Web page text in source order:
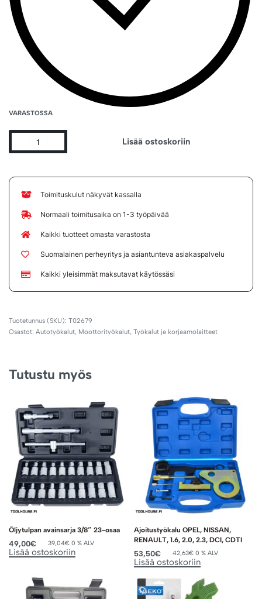
VARASTOSSA
Lisää ostoskoriin
Toimituskulut näkyvät kassalla
Normaali toimitusaika on 1-3 työpäivää
Kaikki tuotteet omasta varastosta
Suomalainen perheyritys ja asiantunteva asiakaspalvelu
Kaikki yleisimmät maksutavat käytössäsi
T02679
Osastot: Autotyökalut, Moottorityökalut, Työkalut ja korjaamolaitteet
Tutustu myös
Öljytulpan avainsarja 3/8″ 23-osaa
49,00€ 39,04€ 0 % ALV
Lisää ostoskoriin
Ajoitustyökalu OPEL, NISSAN,
RENAULT, 1.6, 2.0, 2.3, DCI, CDTI
53,50€ 42,63€ 0 % ALV
Lisää ostoskoriin